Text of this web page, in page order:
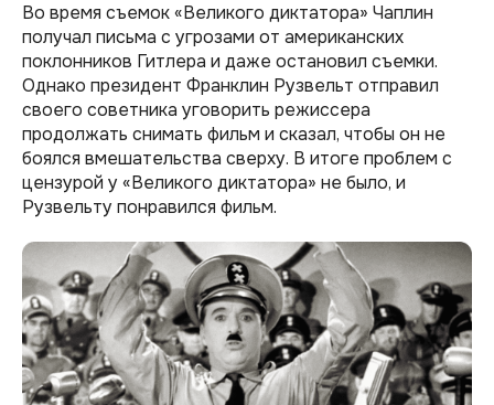
Во время съемок «Великого диктатора» Чаплин
получал письма с угрозами от американских
поклонников Гитлера и даже остановил съемки.
Однако президент Франклин Рузвельт отправил
своего советника уговорить режиссера
продолжать снимать фильм и сказал, чтобы он не
боялся вмешательства сверху. В итоге проблем с
цензурой у «Великого диктатора» не было, и
Рузвельту понравился фильм.